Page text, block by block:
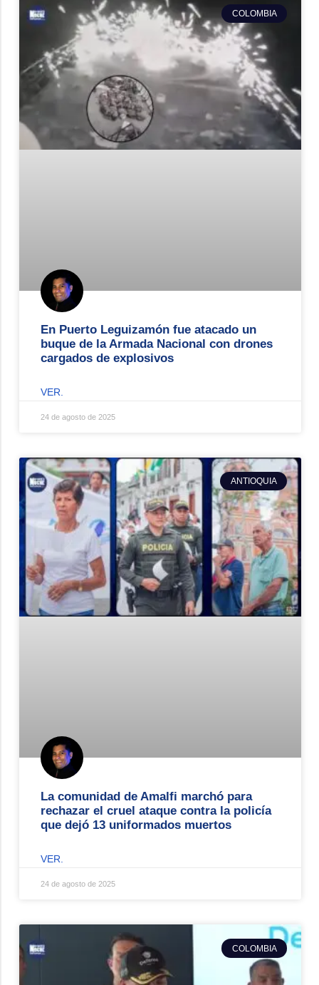
COLOMBIA
En Puerto Leguizamón fue atacado un
buque de la Armada Nacional con drones
cargados de explosivos
VER.
24 de agosto de 2025
ANTIOQUIA
La comunidad de Amalfi marchó para
rechazar el cruel ataque contra la policía
que dejó 13 uniformados muertos
VER.
24 de agosto de 2025
COLOMBIA